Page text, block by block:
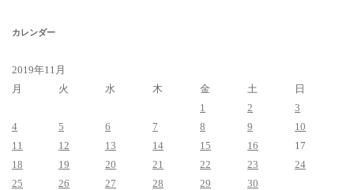
カレンダー
2019年11月
月
火 水 木 金 土
日
1
2
3
4
5 6 7 8 9
10
11
12 13 14 15 16
17
18
19 20 21 22 23
24
25
26 27 28 29
30